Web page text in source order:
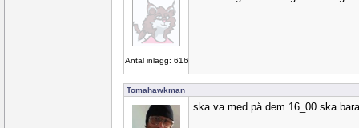
Antal inlägg: 616
Tomahawkman
ska va med på dem 16_00 ska